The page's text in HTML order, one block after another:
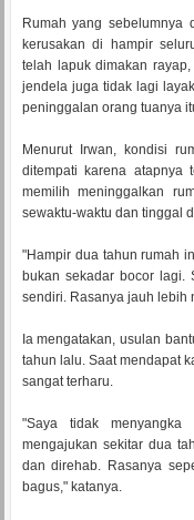
Rumah yang sebelumnya
kerusakan di hampir
telah lapuk dimakan
jendela juga tidak lagi
peninggalan orang tuanya
Menurut Irwan, kondisi
ditempati karena atapnya
memilih meninggalkan
sewaktu-waktu dan tinggal
"Hampir dua tahun rumah
bukan sekadar bocor lagi.
sendiri. Rasanya jauh lebih
Ia mengatakan, usulan
tahun lalu. Saat mendapat
sangat terharu.
"Saya tidak
mengajukan sekitar dua
dan direhab. Rasanya
bagus," katanya.